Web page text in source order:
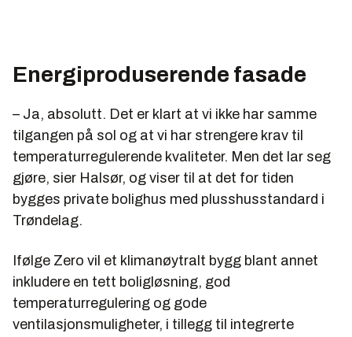
Energiproduserende fasade
– Ja, absolutt. Det er klart at vi ikke har samme
tilgangen på sol og at vi har strengere krav til
temperaturregulerende kvaliteter. Men det lar seg
gjøre, sier Halsør, og viser til at det for tiden
bygges private bolighus med plusshusstandard i
Trøndelag.
Ifølge Zero vil et klimanøytralt bygg blant annet
inkludere en tett boligløsning, god
temperaturregulering og gode
ventilasjonsmuligheter, i tillegg til integrerte